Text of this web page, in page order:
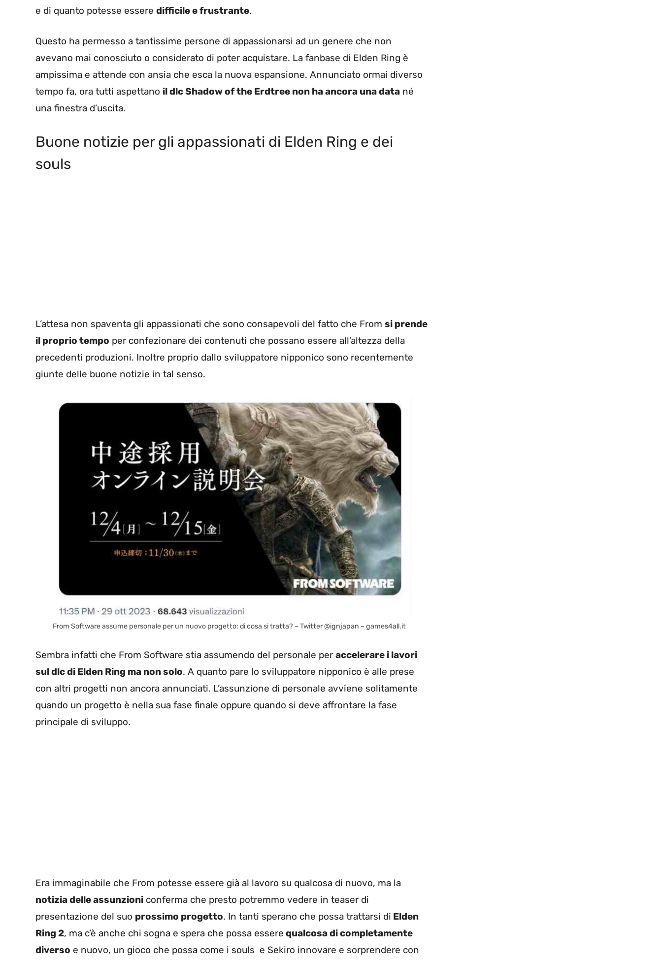
e di quanto potesse essere difficile e frustrante.
Questo ha permesso a tantissime persone di appassionarsi ad un genere che non
avevano mai conosciuto o considerato di poter acquistare. La fanbase di Elden Ring è
ampissima e attende con ansia che esca la nuova espansione. Annunciato ormai diverso
tempo fa, ora tutti aspettano il dlc Shadow of the Erdtree non ha ancora una data né
una finestra d’uscita.
Buone notizie per gli appassionati di Elden Ring e dei
souls
L’attesa non spaventa gli appassionati che sono consapevoli del fatto che From si prende
il proprio tempo per confezionare dei contenuti che possano essere all’altezza della
precedenti produzioni. Inoltre proprio dallo sviluppatore nipponico sono recentemente
giunte delle buone notizie in tal senso.
From Software assume personale per un nuovo progetto: di cosa si tratta? – Twitter @ignjapan – games4all.it
Sembra infatti che From Software stia assumendo del personale per accelerare i lavori
sul dlc di Elden Ring ma non solo. A quanto pare lo sviluppatore nipponico è alle prese
con altri progetti non ancora annunciati. L’assunzione di personale avviene solitamente
quando un progetto è nella sua fase finale oppure quando si deve affrontare la fase
principale di sviluppo.
Era immaginabile che From potesse essere già al lavoro su qualcosa di nuovo, ma la
notizia delle assunzioni conferma che presto potremmo vedere in teaser di
presentazione del suo prossimo progetto. In tanti sperano che possa trattarsi di Elden
Ring 2, ma c’è anche chi sogna e spera che possa essere qualcosa di completamente
diverso e nuovo, un gioco che possa come i souls e Sekiro innovare e sorprendere con